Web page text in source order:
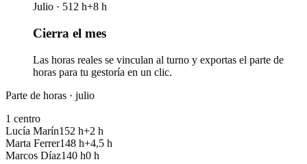
Julio · 512 h+8 h
Cierra el mes
Las horas reales se vinculan al turno y exportas el parte de
horas para tu gestoría en un clic.
Parte de horas · julio
1 centro
Lucía Marín152 h+2 h
Marta Ferrer148 h+4,5 h
Marcos Díaz140 h0 h